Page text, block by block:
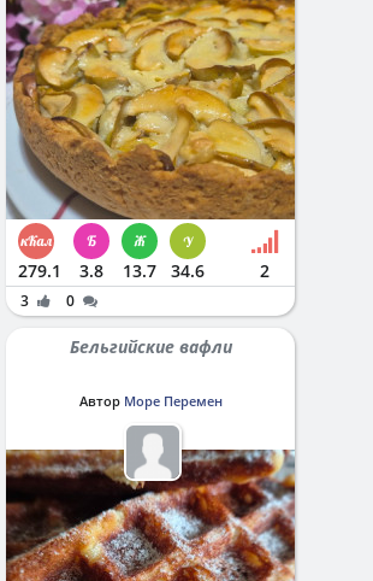
279.1 3.8 13.7 34.6 2
3 0
Бельгийские вафли
Автор Море Перемен